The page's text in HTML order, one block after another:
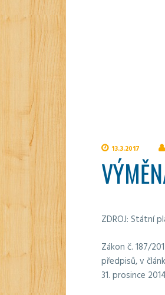
13.3.2017
ZDROJ: Státní
Zákon č. 187/
předpisů, v
31. prosince